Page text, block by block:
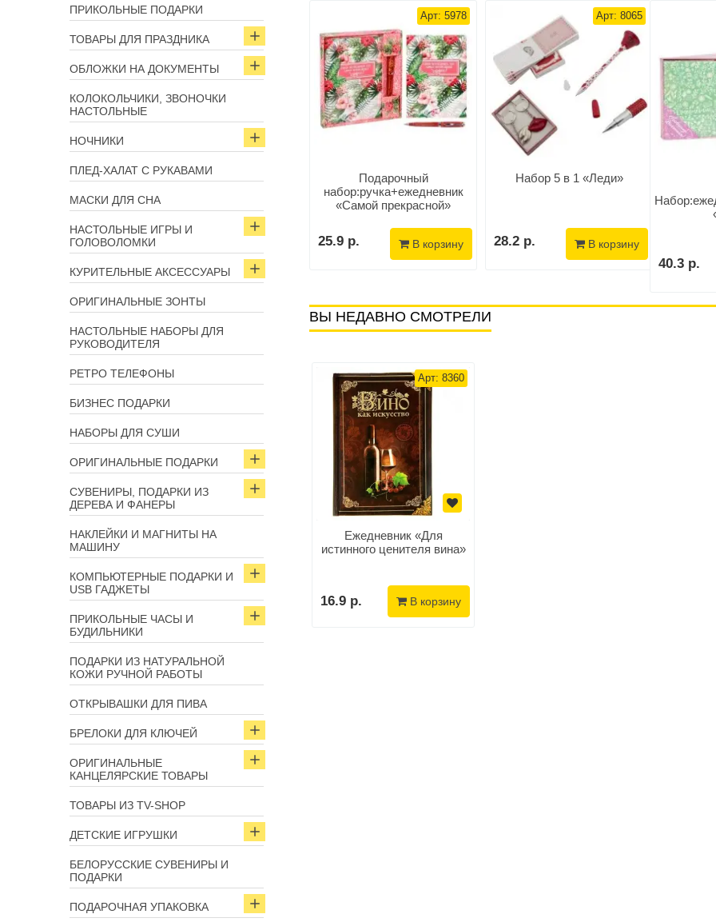
ПРИКОЛЬНЫЕ ПОДАРКИ
ТОВАРЫ ДЛЯ ПРАЗДНИКА
ОБЛОЖКИ НА ДОКУМЕНТЫ
КОЛОКОЛЬЧИКИ, ЗВОНОЧКИ
НАСТОЛЬНЫЕ
НОЧНИКИ
ПЛЕД-ХАЛАТ С РУКАВАМИ
МАСКИ ДЛЯ СНА
НАСТОЛЬНЫЕ ИГРЫ И
ГОЛОВОЛОМКИ
КУРИТЕЛЬНЫЕ АКСЕССУАРЫ
ОРИГИНАЛЬНЫЕ ЗОНТЫ
НАСТОЛЬНЫЕ НАБОРЫ ДЛЯ
РУКОВОДИТЕЛЯ
РЕТРО ТЕЛЕФОНЫ
БИЗНЕС ПОДАРКИ
НАБОРЫ ДЛЯ СУШИ
ОРИГИНАЛЬНЫЕ ПОДАРКИ
СУВЕНИРЫ, ПОДАРКИ ИЗ
ДЕРЕВА И ФАНЕРЫ
НАКЛЕЙКИ И МАГНИТЫ НА
МАШИНУ
КОМПЬЮТЕРНЫЕ ПОДАРКИ И
USB ГАДЖЕТЫ
ПРИКОЛЬНЫЕ ЧАСЫ И
БУДИЛЬНИКИ
ПОДАРКИ ИЗ НАТУРАЛЬНОЙ
КОЖИ РУЧНОЙ РАБОТЫ
ОТКРЫВАШКИ ДЛЯ ПИВА
БРЕЛОКИ ДЛЯ КЛЮЧЕЙ
ОРИГИНАЛЬНЫЕ
КАНЦЕЛЯРСКИЕ ТОВАРЫ
ТОВАРЫ ИЗ TV-SHOP
ДЕТСКИЕ ИГРУШКИ
БЕЛОРУССКИЕ СУВЕНИРЫ И
ПОДАРКИ
ПОДАРОЧНАЯ УПАКОВКА
Арт: 6394
счастлива»
В корзину
Набор:стикеры+блок для
16.9 р.
Арт: 5978
Подарочный
набор:ручка+ежедневник
«Самой прекрасной»
25.9 р. В корзину
Арт: 8065
Набор 5 в 1 «Леди»
28.2 р. В корзину
40.3 р.
ВЫ НЕДАВНО СМОТРЕЛИ
Арт: 8360
Ежедневник «Для
истинного ценителя вина»
16.9 р. В корзину